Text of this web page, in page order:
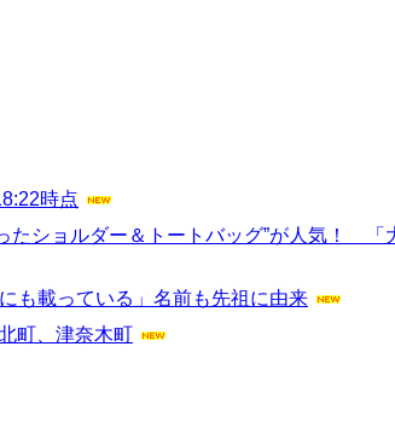
時点
たショルダー＆トートバッグ”が人気！
も載っている」名前も先祖に由来
町、津奈木町